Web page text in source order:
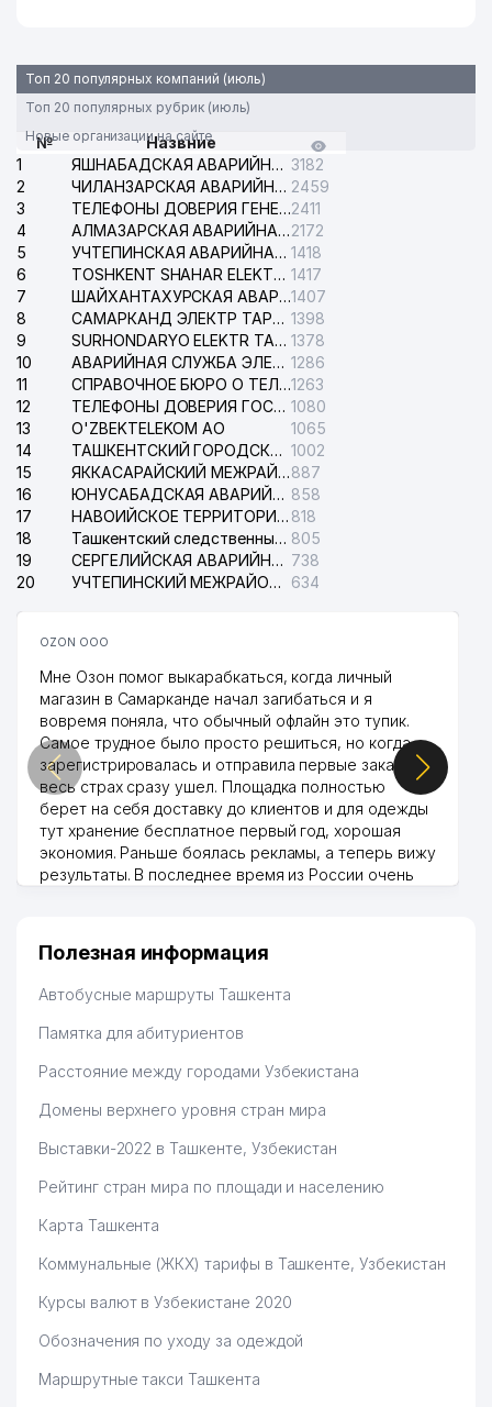
Топ 20 популярных компаний (июль)
Топ 20 популярных рубрик (июль)
Новые организации на сайте
№
Назвние
1
ЯШНАБАДСКАЯ АВАРИЙНАЯ СЛУЖБА ЭЛЕКТРОСЕТИ 3182
2
ЧИЛАНЗАРСКАЯ АВАРИЙНАЯ СЛУЖБА ЭЛЕКТРОСЕТИ 2459
3
ТЕЛЕФОНЫ ДОВЕРИЯ ГЕНЕРАЛЬНОЙ ПРОКУРАТУРЫ РЕСПУБЛИКИ УЗБЕКИСТАН2411
4
АЛМАЗАРСКАЯ АВАРИЙНАЯ СЛУЖБА ЭЛЕКТРОСЕТИ2172
5
УЧТЕПИНСКАЯ АВАРИЙНАЯ СЛУЖБА ЭЛЕКТРОСЕТИ 1418
6
TOSHKENT SHAHAR ELEKTR TARMOQLARI KORXONASI АО 1417
7
ШАЙХАНТАХУРСКАЯ АВАРИЙНАЯ СЛУЖБА ЭЛЕКТРОСЕТИ1407
8
САМАРКАНД ЭЛЕКТР ТАРМОКЛАРИ АО 1398
9
SURHONDARYO ELEKTR TARMOKLARI АО 1378
10
АВАРИЙНАЯ СЛУЖБА ЭЛЕКТРОСЕТИ ТАШКЕНТСКОГО РАЙОНА 1286
11
СПРАВОЧНОЕ БЮРО О ТЕЛЕФОНАХ ОРГАНИЗАЦИЙ г. ТАШКЕНТА1263
12
ТЕЛЕФОНЫ ДОВЕРИЯ ГОСУДАРСТВЕННОГО ЦЕНТРА ТЕСТИРОВАНИЯ 1080
13
O'ZBEKTELEKOM АО
1065
14
ТАШКЕНТСКИЙ ГОРОДСКОЙ СУД ПО ГРАЖДАНСКИМ ДЕЛАМ 1002
15
ЯККАСАРАЙСКИЙ МЕЖРАЙОННЫЙ СУД ПО ГРАЖДАНСКИМ ДЕЛАМ887
16
ЮНУСАБАДСКАЯ АВАРИЙНАЯ СЛУЖБА ЭЛЕКТРОСЕТИ 858
17
НАВОИЙСКОЕ ТЕРРИТОРИАЛЬНОЕ ПРЕДПРИЯТИЕ ЭЛЕКТРОСЕТИ АО 818
18
Ташкентский следственный изолятор 805
19
СЕРГЕЛИЙСКАЯ АВАРИЙНАЯ СЛУЖБА ЭЛЕКТРОСЕТИ 738
20
УЧТЕПИНСКИЙ МЕЖРАЙОННЫЙ СУД ПО ГРАЖДАНСКИМ ДЕЛАМ 634
OZON ООО
Мне Озон помог выкарабкаться, когда личный
магазин в Самарканде начал загибаться и я
вовремя поняла, что обычный офлайн это тупик.
Самое трудное было просто решиться, но когда
зарегистрировалась и отправила первые заказы,
весь страх сразу ушел. Площадка полностью
берет на себя доставку до клиентов и для одежды
тут хранение бесплатное первый год, хорошая
экономия. Раньше боялась рекламы, а теперь вижу
результаты. В последнее время из России очень
Hamida 03.08.2026 12:45:39
Полезная информация
Автобусные маршруты Ташкента
Памятка для абитуриентов
Расстояние между городами Узбекистана
Домены верхнего уровня стран мира
Выставки-2022 в Ташкенте, Узбекистан
Рейтинг стран мира по площади и населению
Карта Ташкента
Коммунальные (ЖКХ) тарифы в Ташкенте, Узбекистан
Курсы валют в Узбекистане 2020
Обозначения по уходу за одеждой
Маршрутные такси Ташкента